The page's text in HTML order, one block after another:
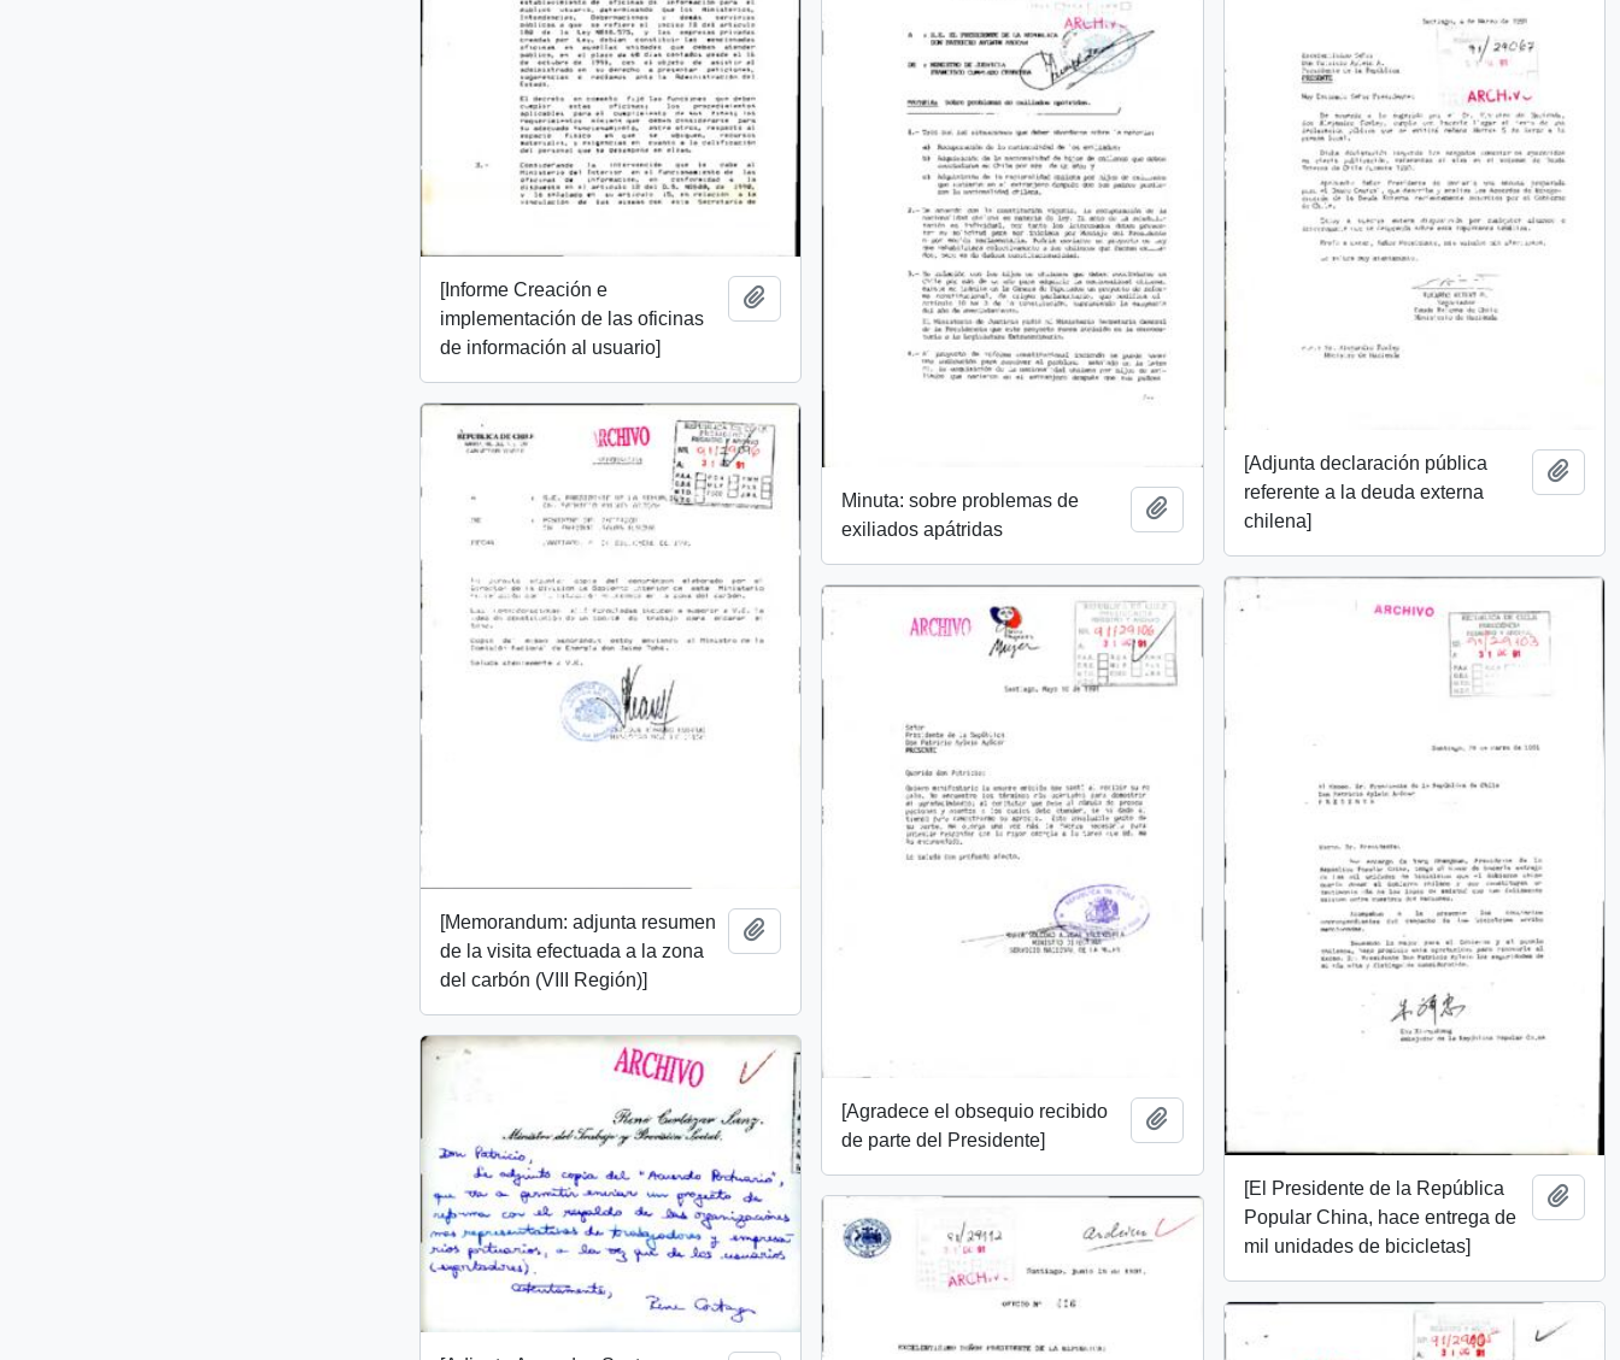
[Informe Creación e
implementación de las oficinas
de información al usuario]
Minuta: sobre problemas de
exiliados apátridas
Add to clipboard
[Adjunta declaración pública
referente a la deuda externa
chilena]
Add
[Memorandum: adjunta resumen
de la visita efectuada a la zona
del carbón (VIII Región)]
[El Presidente de la República
Popular China, hace entrega de
mil unidades de bicicletas]
Add
[Agradece el obsequio recibido
de parte del Presidente]
Add to clipboard